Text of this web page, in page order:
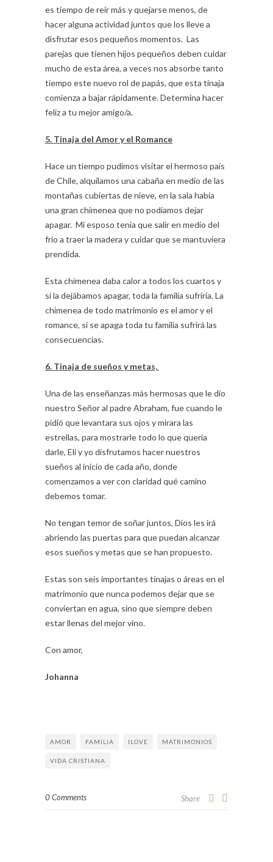
es tiempo de reír más y quejarse menos, de
hacer alguna actividad juntos que los lleve a
disfrutar esos pequeños momentos. Las
parejas que tienen hijos pequeños deben cuidar
mucho de esta área, a veces nos absorbe tanto
tiempo este nuevo rol de papás, que esta tinaja
comienza a bajar rápidamente. Determina hacer
feliz a tu mejor amigo/a.
5. Tinaja del Amor y el Romance
Hace un tiempo pudimos visitar el hermoso país
de Chile, alquilamos una cabaña en medio de las
montañas cubiertas de nieve, en la sala había
una gran chimenea que no podíamos dejar
apagar. Mi esposo tenía que salir en medio del
frío a traer la madera y cuidar que se mantuviera
prendida.
Esta chimenea daba calor a todos los cuartos y
si la dejábamos apagar, toda la familia sufriría. La
chimenea de todo matrimonio es el amor y el
romance, si se apaga toda tu familia sufrirá las
consecuencias.
6. Tinaja de sueños y metas,
Una de las enseñanzas más hermosas que le dio
nuestro Señor al padre Abraham, fue cuando le
pidió que levantara sus ojos y mirara las
estrellas, para mostrarle todo lo que quería
darle, Eli y yo disfrutamos hacer nuestros
sueños al inicio de cada año, donde
comenzamos a ver con claridad qué camino
debemos tomar.
No tengan temor de soñar juntos, Dios les irá
abriendo las puertas para que puedan alcanzar
esos sueños y metas que se han propuesto.
Estas son seis importantes tinajas o áreas en el
matrimonio que nunca podemos dejar que se
conviertan en agua, sino que siempre deben
estar llenas del mejor vino.
Con amor,
Johanna
AMOR FAMILIA ILOVE MATRIMONIOS
VIDA CRISTIANA
0 Comments Share